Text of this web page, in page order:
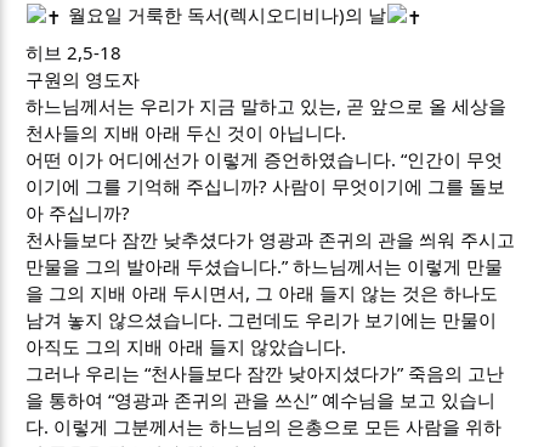
월요일 거룩한 독서(렉시오디비나)의 날
히브 2,5-18
구원의 영도자
하느님께서는 우리가 지금 말하고 있는, 곧 앞으로 올 세상을
천사들의 지배 아래 두신 것이 아닙니다.
어떤 이가 어디에선가 이렇게 증언하였습니다. “인간이 무엇
이기에 그를 기억해 주십니까? 사람이 무엇이기에 그를 돌보
아 주십니까?
천사들보다 잠깐 낮추셨다가 영광과 존귀의 관을 씌워 주시고
만물을 그의 발아래 두셨습니다.” 하느님께서는 이렇게 만물
을 그의 지배 아래 두시면서, 그 아래 들지 않는 것은 하나도
남겨 놓지 않으셨습니다. 그런데도 우리가 보기에는 만물이
아직도 그의 지배 아래 들지 않았습니다.
그러나 우리는 “천사들보다 잠깐 낮아지셨다가” 죽음의 고난
을 통하여 “영광과 존귀의 관을 쓰신” 예수님을 보고 있습니
다. 이렇게 그분께서는 하느님의 은총으로 모든 사람을 위하